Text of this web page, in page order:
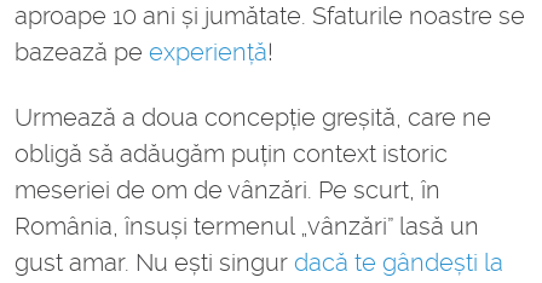
aproape 10 ani și jumătate. Sfaturile noastre se
bazează pe experiență!
Urmează a doua concepție greșită, care ne
obligă să adăugăm puțin context istoric
meseriei de om de vânzări. Pe scurt, în
România, însuși termenul „vânzări” lasă un
gust amar. Nu ești singur dacă te gândești la